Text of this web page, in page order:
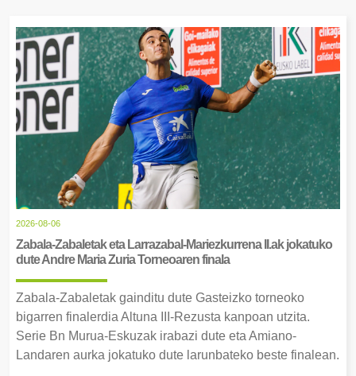
2026-08-06
Zabala-Zabaletak eta Larrazabal-Mariezkurrena II.ak jokatuko
dute Andre Maria Zuria Torneoaren finala
Zabala-Zabaletak gainditu dute Gasteizko torneoko
bigarren finalerdia Altuna III-Rezusta kanpoan utzita.
Serie Bn Murua-Eskuzak irabazi dute eta Amiano-
Landaren aurka jokatuko dute larunbateko beste finalean.